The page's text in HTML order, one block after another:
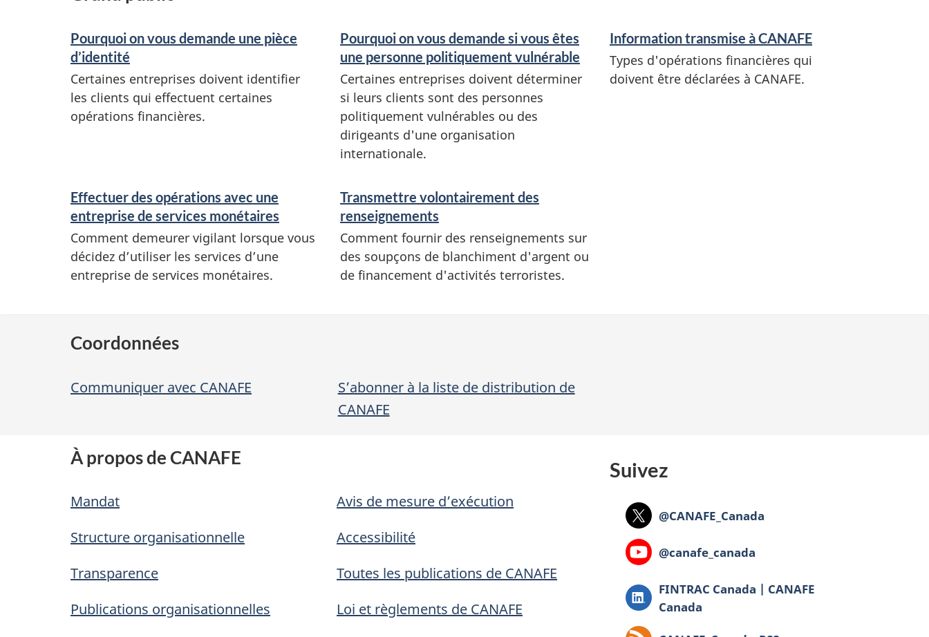
Pourquoi on vous demande une pièce
d’identité
Certaines entreprises doivent identifier
les clients qui effectuent certaines
opérations financières.
Pourquoi on vous demande si vous êtes
une personne politiquement vulnérable
Certaines entreprises doivent déterminer
si leurs clients sont des personnes
politiquement vulnérables ou des
dirigeants d'une organisation
internationale.
Information transmise à CANAFE
Types d'opérations financières qui
doivent être déclarées à CANAFE.
Effectuer des opérations avec une
entreprise de services monétaires
Comment demeurer vigilant lorsque vous
décidez d’utiliser les services d’une
entreprise de services monétaires.
Transmettre volontairement des
renseignements
Comment fournir des renseignements sur
des soupçons de blanchiment d'argent ou
de financement d'activités terroristes.
Coordonnées
Communiquer avec CANAFE
S’abonner à la liste de distribution de
CANAFE
À propos de CANAFE
Mandat
Structure organisationnelle
Transparence
Publications organisationnelles
Avis de mesure d’exécution
Accessibilité
Toutes les publications de CANAFE
Loi et règlements de CANAFE
Suivez
X: @CANAFE_Canada
YouTube@canafe_canada
Sign
In
|
FINTRAC Canada | CANAFE
Canada